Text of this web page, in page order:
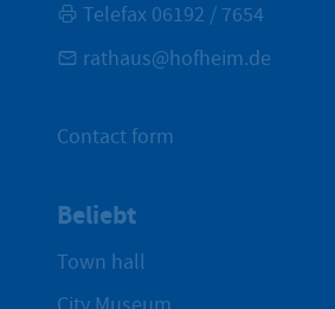
Telefax 06192 / 7654
rathaus@hofheim.de
Contact form
Beliebt
Town hall